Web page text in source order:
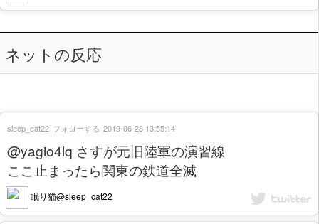
ネットの反応
@yagio4lq さすが元旧陸軍の演習線
ここ止まったら関東の鉄道全滅
眠り猫@sleep_cat22
sleep_cat22 フォローする 2019-06-28 13:55:14